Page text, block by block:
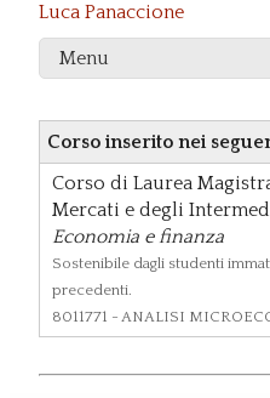
Luca Panaccione
Menu
Corso inserito nei
Corso di Laurea
Mercati e degli
Economia e finanza
Sostenibile dagli studenti
precedenti.
8011771 - ANALISI